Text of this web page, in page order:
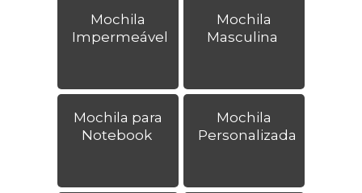
Mochila
Impermeável
Mochila
Masculina
Mochila para
Notebook
Mochila
Personalizada